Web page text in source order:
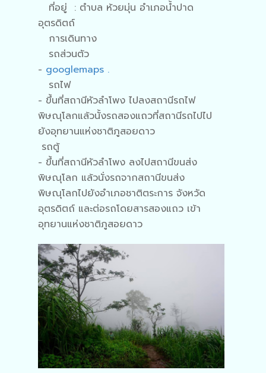
ที่อยู่ : ตำบล ห้วยมุ่น อำเภอน้ำปาด
อุตรดิตถ์
การเดินทาง
รถส่วนตัว
- googlemaps .
รถไฟ
- ขึ้นที่สถานีหัวลำโพง ไปลงสถานีรถไฟ
พิษณุโลกแล้วนั้งรถสองแถวที่สถานีรถไปไป
ยังอุทยานแห่งชาติภูสอยดาว
รถตู้
- ขึ้นที่สถานีหัวลำโพง ลงไปสถานีขนส่ง
พิษณุโลก แล้วนั่งรถจากสถานีขนส่ง
พิษณุโลกไปยังอำเภอชาติตระการ จังหวัด
อุตรดิตถ์ และต่อรถโดยสารสองแถว เข้า
อุทยานแห่งชาติภูสอยดาว